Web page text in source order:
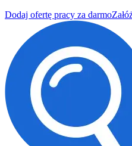
Dodaj ofertę pracy za darmo